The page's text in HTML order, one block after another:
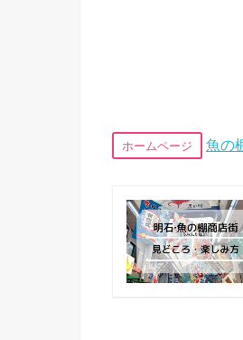
ホームページ 魚の